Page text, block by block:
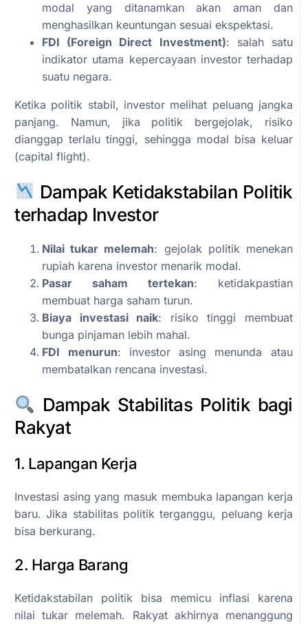
modal yang ditanamkan akan aman dan
menghasilkan keuntungan sesuai ekspektasi.
FDI (Foreign Direct Investment): salah satu
indikator utama kepercayaan investor terhadap
suatu negara.
Ketika politik stabil, investor melihat peluang jangka
panjang. Namun, jika politik bergejolak, risiko
dianggap terlalu tinggi, sehingga modal bisa keluar
(capital flight).
Dampak Ketidakstabilan Politik
terhadap Investor
Nilai tukar melemah: gejolak politik menekan
rupiah karena investor menarik modal.
Pasar saham tertekan: ketidakpastian
membuat harga saham turun.
Biaya investasi naik: risiko tinggi membuat
bunga pinjaman lebih mahal.
FDI menurun: investor asing menunda atau
membatalkan rencana investasi.
Dampak Stabilitas Politik bagi
Rakyat
1. Lapangan Kerja
Investasi asing yang masuk membuka lapangan kerja
baru. Jika stabilitas politik terganggu, peluang kerja
bisa berkurang.
2. Harga Barang
Ketidakstabilan politik bisa memicu inflasi karena
nilai tukar melemah. Rakyat akhirnya menanggung